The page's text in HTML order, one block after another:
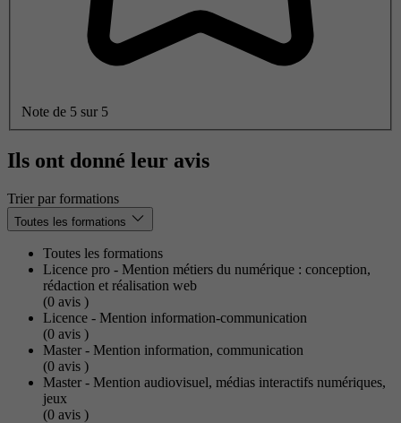
Note de 5 sur 5
Ils ont donné leur avis
Trier par formations
Toutes les formations
Toutes les formations
Licence pro - Mention métiers du numérique : conception,
rédaction et réalisation web
(0 avis )
Licence - Mention information-communication
(0 avis )
Master - Mention information, communication
(0 avis )
Master - Mention audiovisuel, médias interactifs numériques,
jeux
(0 avis )